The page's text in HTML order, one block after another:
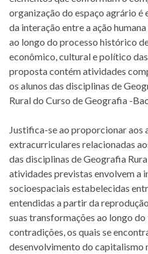
organização do espaço agrário
da interação entre a ação
ao longo do processo histórico
econômico, cultural e político
proposta contém atividades
os alunos das disciplinas de
Rural do Curso de Geografia -
Justifica-se ao proporcionar aos
extracurriculares relacionadas
das disciplinas de Geografia
atividades previstas envolvem a
socioespaciais estabelecidas
entendidas a partir da
suas transformações ao longo
contradições, os quais se
desenvolvimento do capitalismo